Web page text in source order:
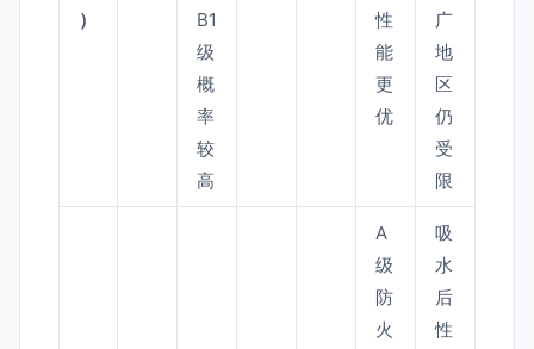
）
B1
级
概
率
较
高
性
能
更
优
广
地
区
仍
受
限
A
级
防
火
吸
水
后
性